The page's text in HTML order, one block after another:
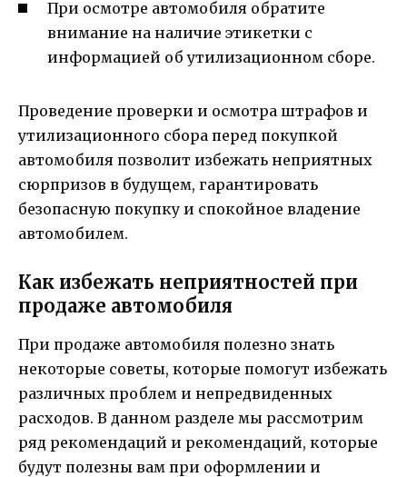
При осмотре автомобиля обратите
внимание на наличие этикетки с
информацией об утилизационном сборе.
Проведение проверки и осмотра штрафов и
утилизационного сбора перед покупкой
автомобиля позволит избежать неприятных
сюрпризов в будущем, гарантировать
безопасную покупку и спокойное владение
автомобилем.
Как избежать неприятностей при
продаже автомобиля
При продаже автомобиля полезно знать
некоторые советы, которые помогут избежать
различных проблем и непредвиденных
расходов. В данном разделе мы рассмотрим
ряд рекомендаций и рекомендаций, которые
будут полезны вам при оформлении и